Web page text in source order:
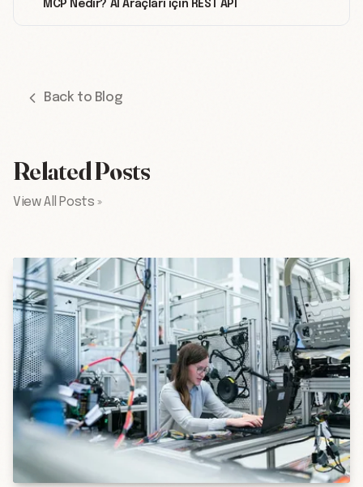
MCP Nedir? AI Araçları için REST API
Back to Blog
Related Posts
View All Posts »